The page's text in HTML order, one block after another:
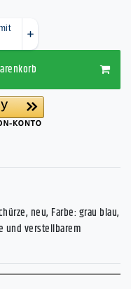
neu, Farbe: grau blau,
und verstellbarem